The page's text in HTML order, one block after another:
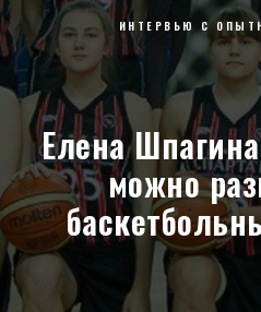
ИНТЕРВЬЮ С
Елена
можно